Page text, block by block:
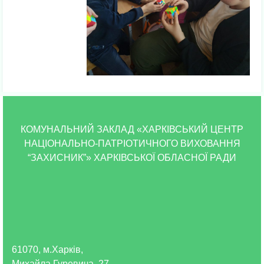
КОМУНАЛЬНИЙ ЗАКЛАД «ХАРКІВСЬКИЙ ЦЕНТР
НАЦІОНАЛЬНО-ПАТРІОТИЧНОГО ВИХОВАННЯ
“ЗАХИСНИК”» ХАРКІВСЬКОЇ ОБЛАСНОЇ РАДИ
61070, м.Харків,